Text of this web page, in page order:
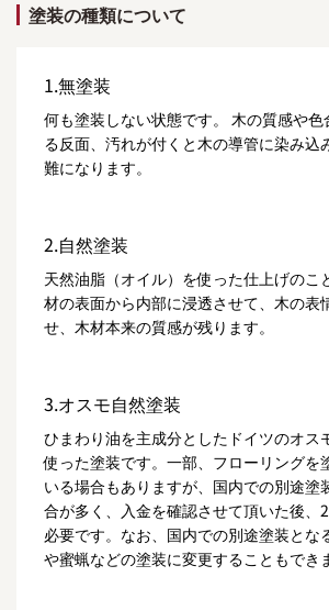
塗装の種類について
1.無塗装
何も塗装しない状態です。 木の質感や
る反面、汚れが付くと木の導管に染み込
難になります。
2.自然塗装
天然油脂（オイル）を使った仕上げのこ
材の表面から内部に浸透させて、木の表
せ、木材本来の質感が残ります。
3.オスモ自然塗装
ひまわり油を主成分としたドイツのオス
使った塗装です。一部、フローリングを
いる場合もありますが、国内での別途塗
合が多く、入金を確認させて頂いた後、
必要です。なお、国内での別途塗装とな
や蜜蝋などの塗装に変更することもでき